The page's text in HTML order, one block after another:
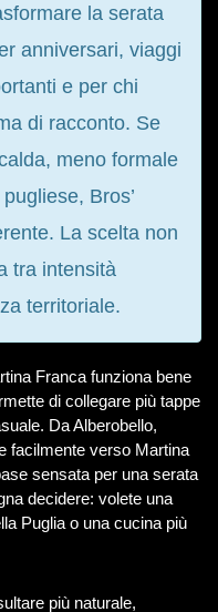
la serata
anniversari, viaggi
e per chi
di racconto. Se
meno formale
Bros’
La scelta non
tra intensità
territoriale.
Franca funziona bene
di collegare più tappe
Da Alberobello,
facilmente verso Martina
sensata per una serata
decidere: volete una
Puglia o una cucina più
più naturale,